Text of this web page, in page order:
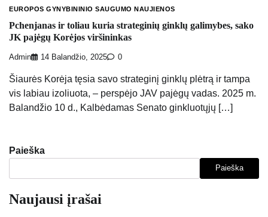
EUROPOS GYNYBININIO SAUGUMO NAUJIENOS
Pchenjanas ir toliau kuria strateginių ginklų galimybes, sako
JK pajėgų Korėjos viršininkas
Admin 14 Balandžio, 2025 0
Šiaurės Korėja tęsia savo strateginį ginklų plėtrą ir tampa
vis labiau izoliuota, – perspėjo JAV pajėgų vadas. 2025 m.
Balandžio 10 d., Kalbėdamas Senato ginkluotųjų […]
Paieška
Paieška
Naujausi įrašai